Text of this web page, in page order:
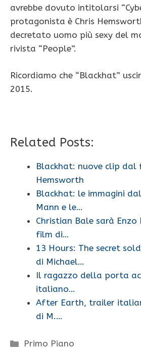
avrebbe dovuto intitolarsi
protagonista è Chris
decretato uomo più sexy del
rivista “People”.
Ricordiamo che “Blackhat”
2015.
Related Posts:
Blackhat: nuove clip dal
Hemsworth
Blackhat: le immagini
Mann e le…
Christian Bale sarà Enzo
film di…
13 Hours: The secret
di Michael…
Il ragazzo della porta
italiano…
After Earth, trailer
di M.…
Categorie
Primo Piano